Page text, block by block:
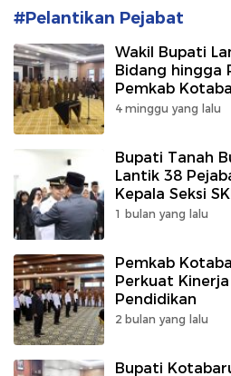
#Pelantikan Pejabat
Wakil Bupati
Bidang hingga
Pemkab
4 minggu yang lalu
Bupati Tanah
Lantik 38
Kepala Seksi
1 bulan yang lalu
Pemkab
Perkuat
Pendidikan
2 bulan yang lalu
Bupati